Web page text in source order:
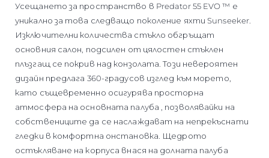
Усещането за пространство в Predator 55 EVO ™ е
уникално за това следващо поколение яхти Sunseeker.
Изключителни количества стъкло обгръщат
основния салон, подсилен от цялостен стъклен
плъзгащ се покрив над конзолата. Този невероятен
дизайн предлага 360-градусов изглед към морето,
като същевременно осигурява просторна
атмосфера на основната палуба , позволявайки на
собствениците да се наслаждават на непрекъснати
гледки в комфортна онстановка. Щедрото
остъкляване на корпуса внася на долната палуба